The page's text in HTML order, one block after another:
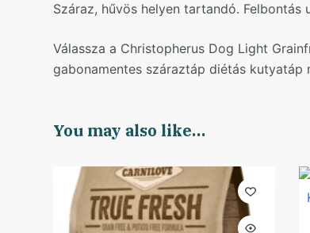
Száraz, hűvös helyen tartandó.
Válassza a Christopherus Dog Light
gabonamentes száraztáp diétás kutyatáp
You may also like…